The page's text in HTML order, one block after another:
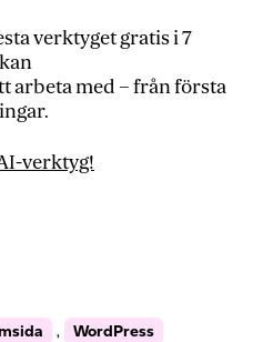
verktyget gratis i 7
arbeta med – från första
verktyg!
, WordPress